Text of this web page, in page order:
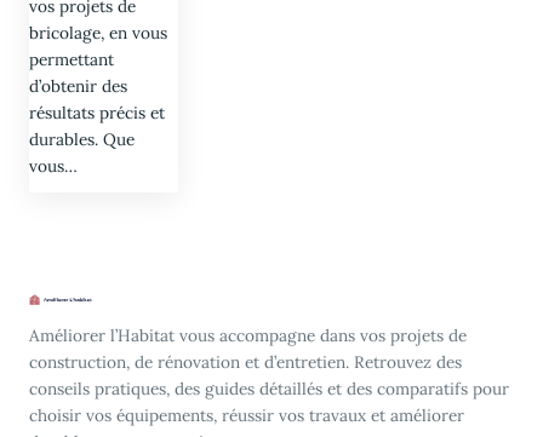
vos projets de
bricolage, en vous
permettant
d’obtenir des
résultats précis et
durables. Que
vous…
Améliorer l’Habitat vous accompagne dans vos projets de
construction, de rénovation et d’entretien. Retrouvez des
conseils pratiques, des guides détaillés et des comparatifs pour
choisir vos équipements, réussir vos travaux et améliorer